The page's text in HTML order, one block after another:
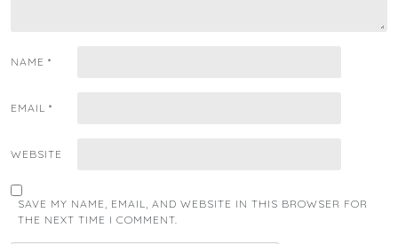
NAME *
EMAIL *
WEBSITE
SAVE MY NAME, EMAIL, AND WEBSITE IN THIS BROWSER FOR
THE NEXT TIME I COMMENT.